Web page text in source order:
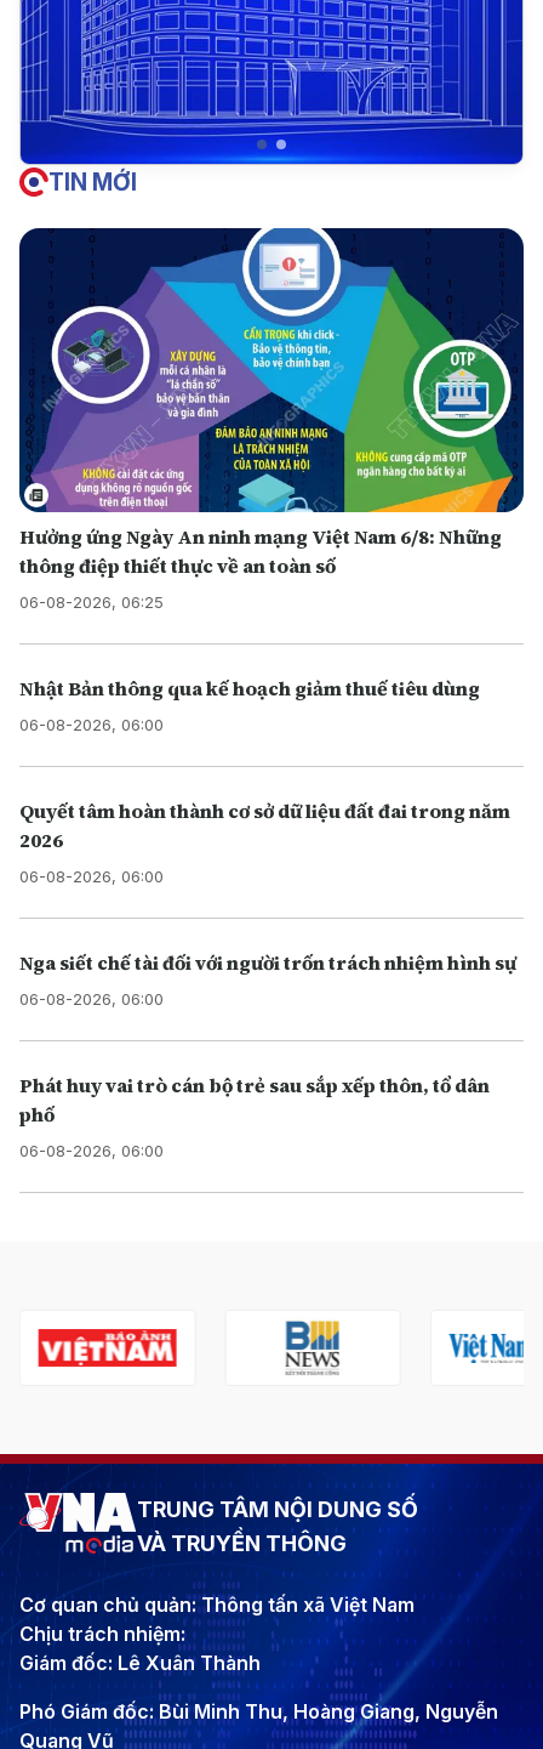
TIN MỚI
Hưởng ứng Ngày An ninh mạng Việt Nam 6/8: Những
thông điệp thiết thực về an toàn số
06-08-2026, 06:25
Nhật Bản thông qua kế hoạch giảm thuế tiêu dùng
06-08-2026, 06:00
Quyết tâm hoàn thành cơ sở dữ liệu đất đai trong năm
2026
06-08-2026, 06:00
Nga siết chế tài đối với người trốn trách nhiệm hình sự
06-08-2026, 06:00
Phát huy vai trò cán bộ trẻ sau sắp xếp thôn, tổ dân
phố
06-08-2026, 06:00
TRUNG TÂM NỘI DUNG SỐ
VÀ TRUYỀN THÔNG
Cơ quan chủ quản: Thông tấn xã Việt Nam
Chịu trách nhiệm:
Giám đốc: Lê Xuân Thành
Phó Giám đốc: Bùi Minh Thu, Hoàng Giang, Nguyễn
Quang Vũ